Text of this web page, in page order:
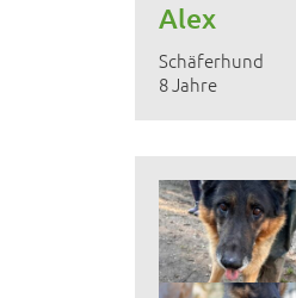
Alex
Schäferhund
8 Jahre